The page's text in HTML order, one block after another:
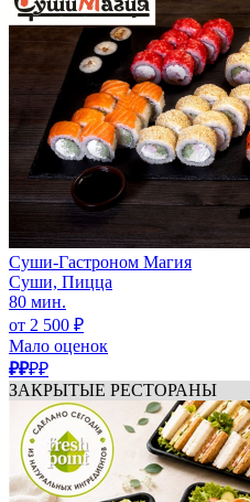
Суши-Гастроном Магия
Суши, Пицца
80 мин.
от 2 500 ₽
Мало оценок
₽₽₽₽
ЗАКРЫТЫЕ РЕСТОРАНЫ